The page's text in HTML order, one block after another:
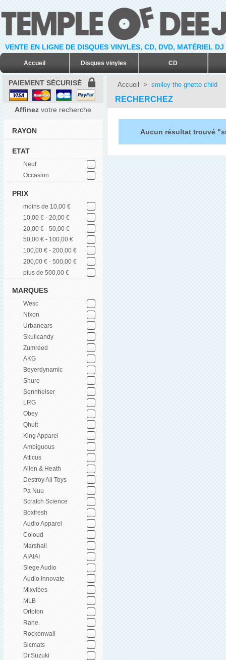
VENTE EN LIGNE DE DISQUES VINYLES, CD, DVD, MATÉRIEL
Accueil Disques vinyles CD
PAIEMENT SÉCURISÉ
Affinez votre recherche
RAYON
ETAT
Neuf
Occasion
PRIX
moins de 10,00 €
10,00 € - 20,00 €
20,00 € - 50,00 €
50,00 € - 100,00 €
100,00 € - 200,00 €
200,00 € - 500,00 €
plus de 500,00 €
MARQUES
Wesc
Nixon
Urbanears
Skullcandy
Zumreed
AKG
Beyerdynamic
Shure
Sennheiser
LRG
Obey
Qhuit
King Apparel
Ambiguous
Atticus
Allen & Heath
Destroy All Toys
Pa Nuu
Scratch Science
Boxfresh
Audio Apparel
Coloud
Marshall
AIAIAI
Siege Audio
Audio Innovate
Mixvibes
MLB
Ortofon
Rane
Rockonwall
Sicmats
Dr.Suzuki
Accueil > smiley the ghetto child
RECHERCHEZ
Aucun résultat trouvé